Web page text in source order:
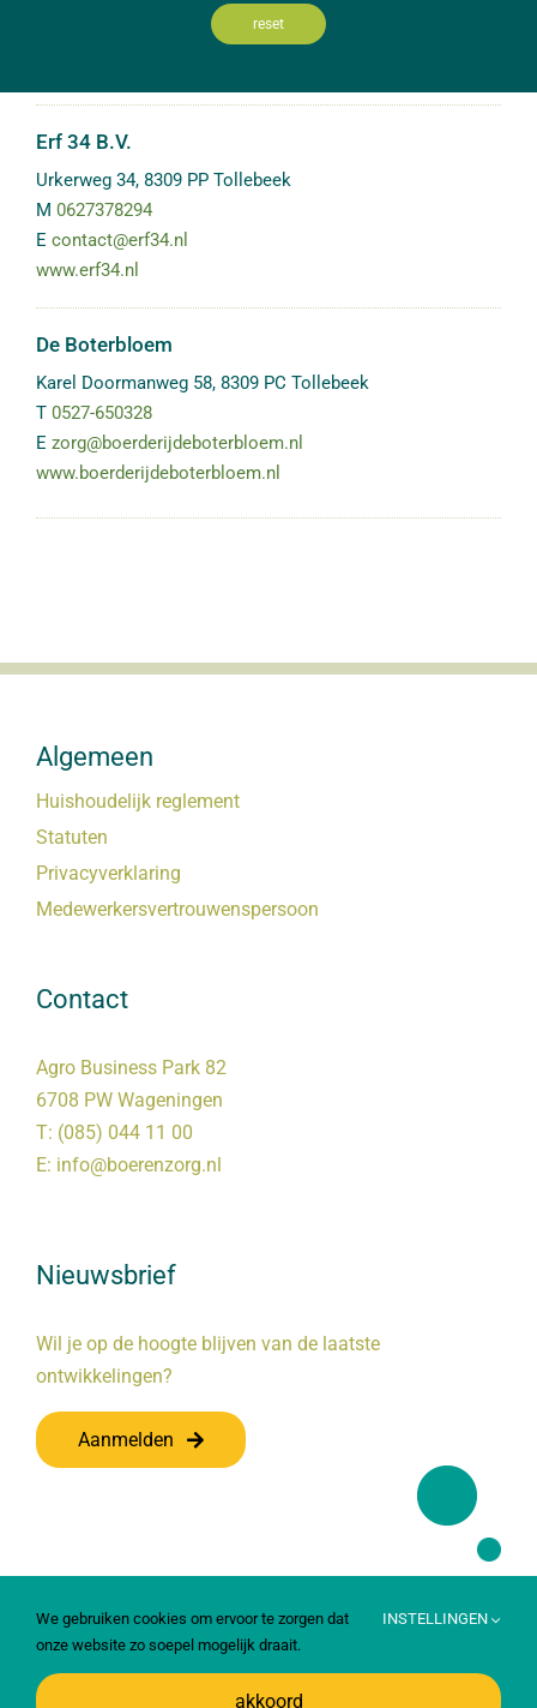
reset
Erf 34 B.V.
Urkerweg 34, 8309 PP Tollebeek
M 0627378294
E contact@erf34.nl
www.erf34.nl
De Boterbloem
Karel Doormanweg 58, 8309 PC Tollebeek
T 0527-650328
E zorg@boerderijdeboterbloem.nl
www.boerderijdeboterbloem.nl
Algemeen
Huishoudelijk reglement
Statuten
Privacyverklaring
Medewerkersvertrouwenspersoon
Contact
Agro Business Park 82
6708 PW Wageningen
T: (085) 044 11 00
E: info@boerenzorg.nl
Nieuwsbrief
Wil je op de hoogte blijven van de laatste
ontwikkelingen?
Aanmelden
We gebruiken cookies om ervoor te zorgen dat
onze website zo soepel mogelijk draait.
INSTELLINGEN
akkoord